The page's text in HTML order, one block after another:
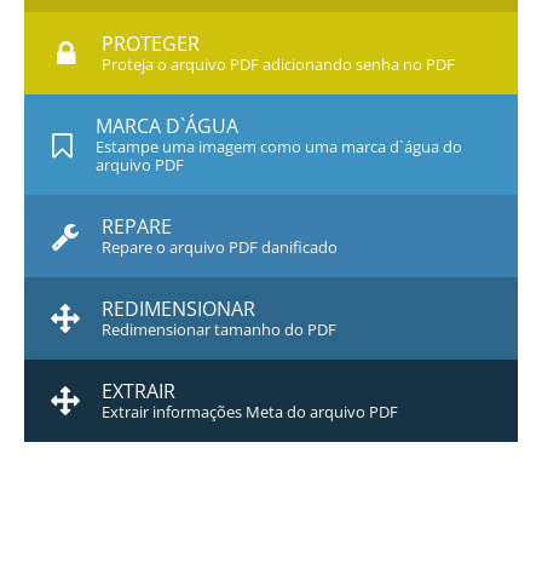
PROTEGER
Proteja o arquivo PDF adicionando senha no PDF
MARCA D`ÁGUA
Estampe uma imagem como uma marca d`água do
arquivo PDF
REPARE
Repare o arquivo PDF danificado
REDIMENSIONAR
Redimensionar tamanho do PDF
EXTRAIR
Extrair informações Meta do arquivo PDF